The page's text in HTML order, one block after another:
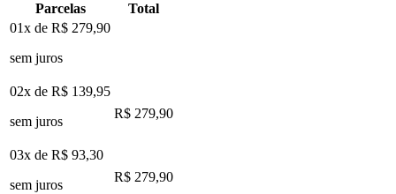
Parcelas
Total
01x de R$ 279,90
sem juros
02x de R$ 139,95
sem juros
R$ 279,90
03x de R$ 93,30
sem juros
R$ 279,90